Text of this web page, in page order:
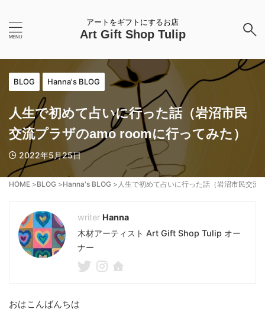
アートをギフトにするお店
Art Gift Shop Tulip
BLOG Hanna's BLOG
人生で初めて占いに行った話（岩沼市民
交流プラザのamo roomに行ってみた）
2022年5月25日
HOME >BLOG >Hanna's BLOG > 人生で初めて占いに行った話（岩沼市民交流
Hanna
木材アーティスト Art Gift Shop Tulip オー
ナー
おはこんばんちは